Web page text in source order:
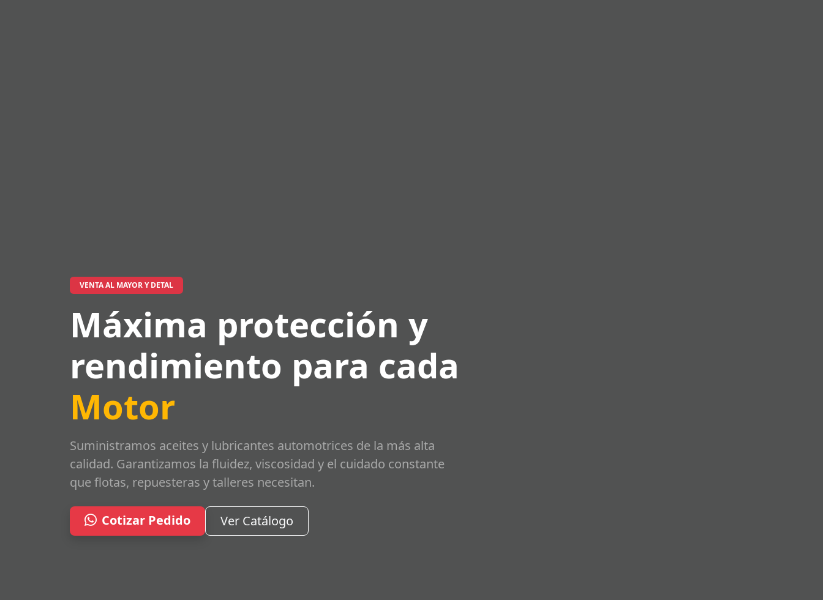
VENTA AL MAYOR Y DETAL
Máxima protección y
rendimiento para cada
Motor
Suministramos aceites y lubricantes automotrices de la más alta
calidad. Garantizamos la fluidez, viscosidad y el cuidado constante
que flotas, repuesteras y talleres necesitan.
Cotizar Pedido Ver Catálogo